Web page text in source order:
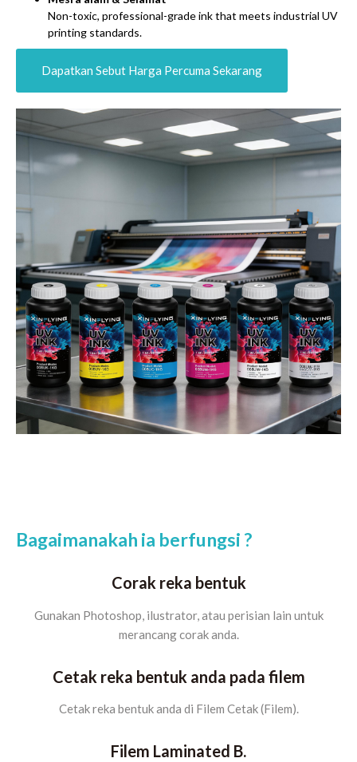
Non-toxic, professional-grade ink that meets industrial UV
printing standards.
Dapatkan Sebut Harga Percuma Sekarang
Bagaimanakah ia berfungsi ?
Corak reka bentuk
Gunakan Photoshop, ilustrator, atau perisian lain untuk
merancang corak anda.
Cetak reka bentuk anda pada filem
Cetak reka bentuk anda di Filem Cetak (Filem).
Filem Laminated B.